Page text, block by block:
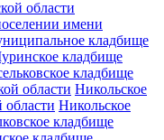
области
имени
кладбище
кладбище
кладбище
области Никольское
области Никольское
кладбище